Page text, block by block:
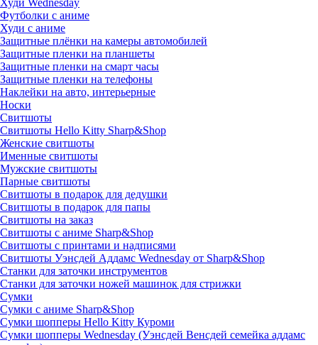
Худи Wednesday
Футболки с аниме
Худи с аниме
Защитные плёнки на камеры автомобилей
Защитные пленки на планшеты
Защитные пленки на смарт часы
Защитные пленки на телефоны
Наклейки на авто, интерьерные
Носки
Свитшоты
Cвитшоты Hello Kitty Sharp&Shop
Женские свитшоты
Именные свитшоты
Мужские свитшоты
Парные свитшоты
Свитшоты в подарок для дедушки
Свитшоты в подарок для папы
Свитшоты на заказ
Свитшоты с аниме Sharp&Shop
Свитшоты с принтами и надписями
Свитшоты Уэнсдей Аддамс Wednesday от Sharp&Shop
Станки для заточки инструментов
Станки для заточки ножей машинок для стрижки
Сумки
Сумки с аниме Sharp&Shop
Сумки шопперы Hello Kitty Куроми
Сумки шопперы Wednesday (Уэнсдей Венсдей семейка аддамс